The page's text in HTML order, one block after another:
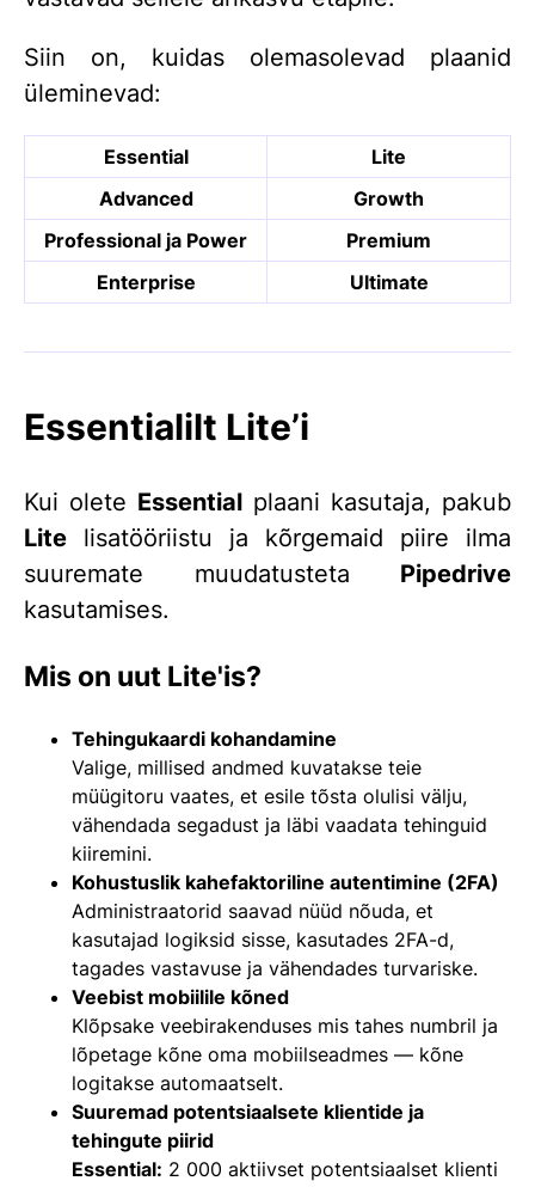
Siin on, kuidas olemasolevad plaanid
üleminevad:
Essential
Lite
Advanced
Growth
Professional ja Power
Premium
Enterprise
Ultimate
Essentialilt Lite’i
Kui olete Essential plaani kasutaja, pakub
Lite lisatööriistu ja kõrgemaid piire ilma
suuremate muudatusteta Pipedrive
kasutamises.
Mis on uut Lite'is?
Tehingukaardi kohandamine
Valige, millised andmed kuvatakse teie
müügitoru vaates, et esile tõsta olulisi välju,
vähendada segadust ja läbi vaadata tehinguid
kiiremini.
Kohustuslik kahefaktoriline autentimine (2FA)
Administraatorid saavad nüüd nõuda, et
kasutajad logiksid sisse, kasutades 2FA-d,
tagades vastavuse ja vähendades turvariske.
Veebist mobiilile kõned
Klõpsake veebirakenduses mis tahes numbril ja
lõpetage kõne oma mobiilseadmes — kõne
logitakse automaatselt.
Suuremad potentsiaalsete klientide ja
tehingute piirid
Essential: 2 000 aktiivset potentsiaalset klienti